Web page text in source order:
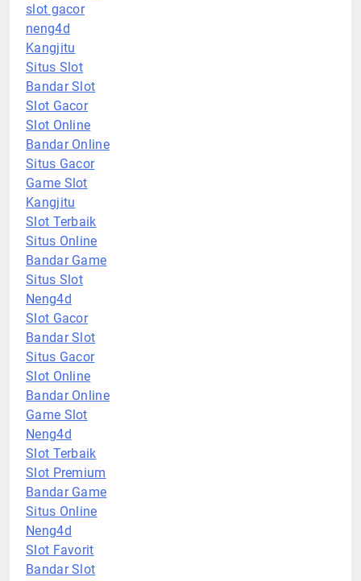
slot gacor
neng4d
Kangjitu
Situs Slot
Bandar Slot
Slot Gacor
Slot Online
Bandar Online
Situs Gacor
Game Slot
Kangjitu
Slot Terbaik
Situs Online
Bandar Game
Situs Slot
Neng4d
Slot Gacor
Bandar Slot
Situs Gacor
Slot Online
Bandar Online
Game Slot
Neng4d
Slot Terbaik
Slot Premium
Bandar Game
Situs Online
Neng4d
Slot Favorit
Bandar Slot